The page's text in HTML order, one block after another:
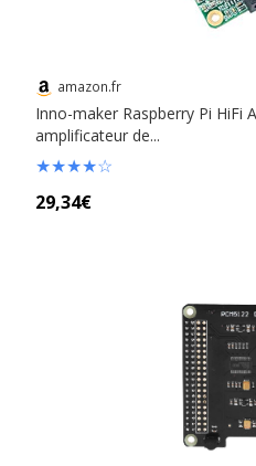
amazon.fr
Inno-maker Raspberry Pi HiFi
amplificateur de...
★★★★☆
29,34€